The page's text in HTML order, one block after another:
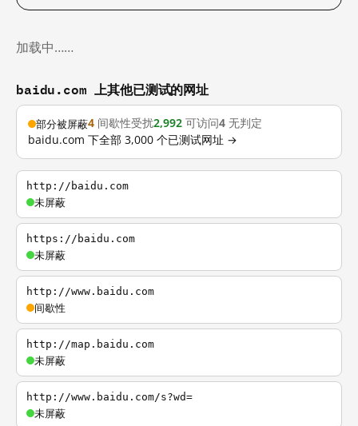
加载中……
baidu.com 上其他已测试的网址
部分被屏蔽4 间歇性受扰2,992 可访问4 无判定
baidu.com 下全部 3,000 个已测试网址 →
http://baidu.com
未屏蔽
https://baidu.com
未屏蔽
http://www.baidu.com
间歇性
http://map.baidu.com
未屏蔽
http://www.baidu.com/s?wd=
未屏蔽